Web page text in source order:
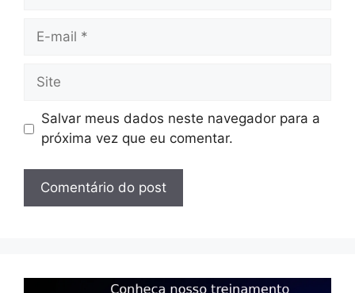
Site
Salvar meus dados neste navegador para a
próxima vez que eu comentar.